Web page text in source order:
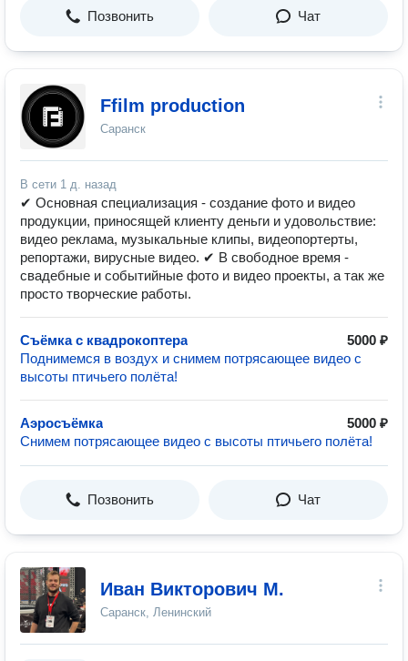
Позвонить Чат
Ffilm production
Саранск
В сети 1 д. назад
✔ Основная специализация - создание фото и видео
продукции, приносящей клиенту деньги и удовольствие:
видео реклама, музыкальные клипы, видеопортерты,
репортажи, вирусные видео. ✔ В свободное время -
свадебные и событийные фото и видео проекты, а так же
просто творческие работы.
Съёмка с квадрокоптера
5000 ₽
Поднимемся в воздух и снимем потрясающее видео с
высоты птичьего полёта!
Аэросъёмка
5000 ₽
Cнимем потрясающее видео с высоты птичьего полёта!
Позвонить Чат
Иван Викторович М.
Саранск, Ленинский